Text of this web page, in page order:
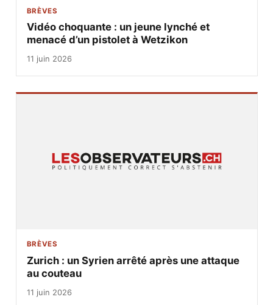
BRÈVES
Vidéo choquante : un jeune lynché et
menacé d’un pistolet à Wetzikon
11 juin 2026
BRÈVES
Zurich : un Syrien arrêté après une attaque
au couteau
11 juin 2026